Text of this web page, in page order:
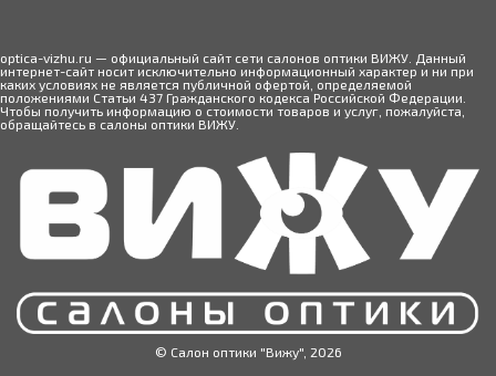
optica-vizhu.ru — официальный сайт сети салонов оптики ВИЖУ. Данный
интернет-сайт носит исключительно информационный характер и ни при
каких условиях не является публичной офертой, определяемой
положениями Статьи 437 Гражданского кодекса Российской Федерации.
Чтобы получить информацию о стоимости товаров и услуг, пожалуйста,
обращайтесь в салоны оптики ВИЖУ.
© Салон оптики "Вижу", 2026